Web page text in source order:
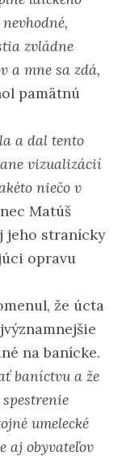
zvládne
a mne sa zdá,
pamätnú
a dal tento
vizualizácií
niečo v
Matúš
jeho stranícky
opravu
že úcta
na banícke.
baníctvu a že
umelecké
aj obyvateľov